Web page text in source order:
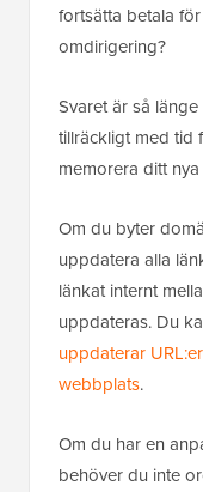
fortsätta betala
omdirigering?
Svaret är så
tillräckligt med tid
memorera ditt
Om du byter
uppdatera alla
länkat internt
uppdateras. Du
uppdaterar
webbplats.
Om du har en
behöver du inte